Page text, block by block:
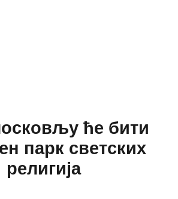
ће бити
парк светских
религија